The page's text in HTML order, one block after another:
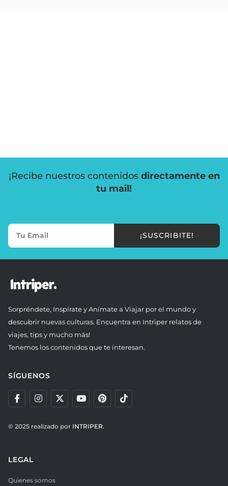
¡Recibe nuestros contenidos directamente en
tu mail!
¡SUSCRIBITE!
Sorpréndete, Inspírate y Anímate a Viajar por el mundo y
descubrir nuevas culturas. Encuentra en Intriper relatos de
viajes, tips y mucho más!
Tenemos los contenidos que te interesan.
SÍGUENOS
© 2025 realizado por INTRIPER.
LEGAL
Quienes somos